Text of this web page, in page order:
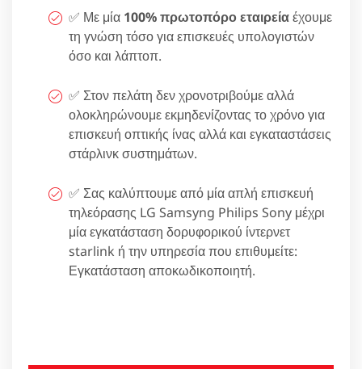
✅ Με μία 100% πρωτοπόρο εταιρείαέχουμε
τη γνώση τόσο για επισκευές υπολογιστών
όσο και λάπτοπ.
✅ Στον πελάτη δεν χρονοτριβούμε αλλά
ολοκληρώνουμε εκμηδενίζοντας το χρόνο για
επισκευή οπτικής ίνας αλλά και εγκαταστάσεις
στάρλινκ συστημάτων.
✅ Σας καλύπτουμε από μία απλή επισκευή
τηλεόρασης LG Samsyng Philips Sony μέχρι
μία εγκατάσταση δορυφορικού ίντερνετ
starlink ή την υπηρεσία που επιθυμείτε:
Εγκατάσταση αποκωδικοποιητή.